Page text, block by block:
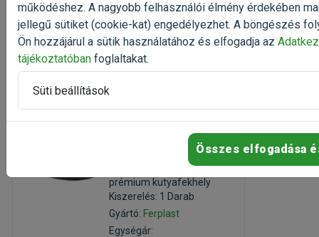
Érdeklődjön
Ferplast Dandy F
prémium kutyafekhely
Kiszerelés: 1 Darab
Gyártó: Ferplast
Egységár:
működéshez. A nagyobb felhasználói élmény érdekében
jellegű sütiket (cookie-kat) engedélyezhet. A böngészés
Ön hozzájárul a sütik használatához és elfogadja az
tájékoztatóban foglaltakat.
Süti beállítások
Összes elfogadása